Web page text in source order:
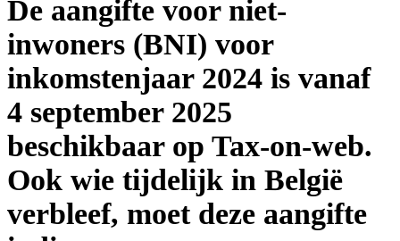
De aangifte voor niet-
inwoners (BNI) voor
inkomstenjaar 2024 is vanaf
4 september 2025
beschikbaar op Tax-on-web.
Ook wie tijdelijk in België
verbleef, moet deze aangifte